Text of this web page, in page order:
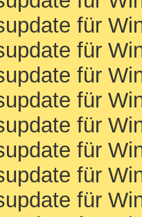
für
für
für
für
für
für
für
für